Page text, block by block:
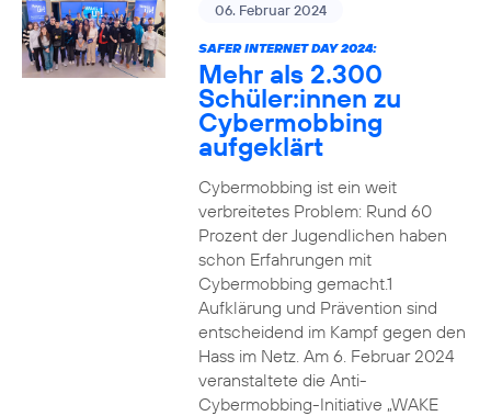
06. Februar 2024
SAFER INTERNET DAY 2024:
Mehr als 2.300
Schüler:innen zu
Cybermobbing
aufgeklärt
Cybermobbing ist ein weit
verbreitetes Problem: Rund 60
Prozent der Jugendlichen haben
schon Erfahrungen mit
Cybermobbing gemacht.1
Aufklärung und Prävention sind
entscheidend im Kampf gegen den
Hass im Netz. Am 6. Februar 2024
veranstaltete die Anti-
Cybermobbing-Initiative „WAKE